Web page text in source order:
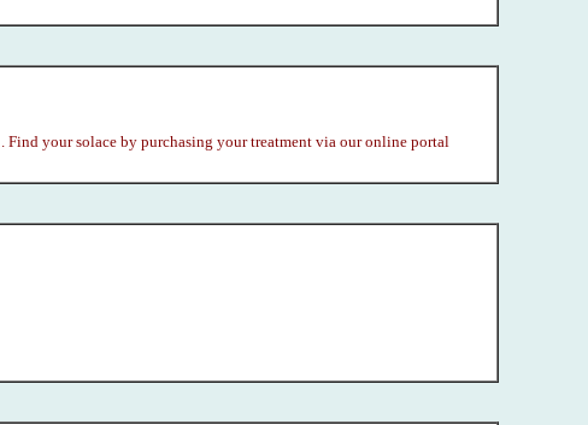
your solace by purchasing your treatment via our online portal